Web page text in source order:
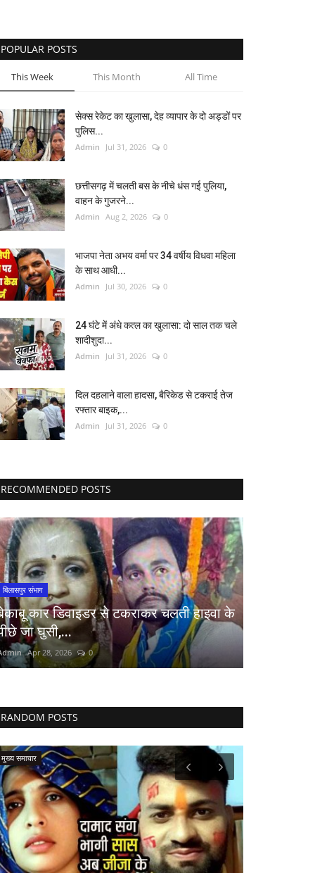
POPULAR POSTS
This Week This Month All Time
सेक्स रेकेट का खुलासा, देह व्यापार के दो अड्डों पर
पुलिस...
Admin Jul 31, 2026 0
छत्तीसगढ़ में चलती बस के नीचे धंस गई पुलिया,
वाहन के गुजरने...
Admin Aug 2, 2026 0
भाजपा नेता अभय वर्मा पर 34 वर्षीय विधवा महिला
के साथ आधी...
Admin Jul 30, 2026 0
24 घंटे में अंधे कत्ल का खुलासा: दो साल तक चले
शादीशुदा...
Admin Jul 31, 2026 0
दिल दहलाने वाला हादसा, बैरिकेड से टकराई तेज
रफ्तार बाइक,...
Admin Jul 31, 2026 0
RECOMMENDED POSTS
बिलासपुर संभाग
कार डिवाइडर से टकराकर चलती हाइवा के
जा घुसी,...
Apr 28, 2026 0
RANDOM POSTS
मुख्य समाचार